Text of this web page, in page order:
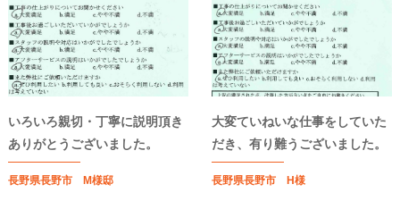
いろいろ親切・丁寧に説明頂き
ありがとうございました。
長野県長野市 M様邸
大変ていねいな仕事をしていた
だき、有り難うございました。
長野県長野市 H様